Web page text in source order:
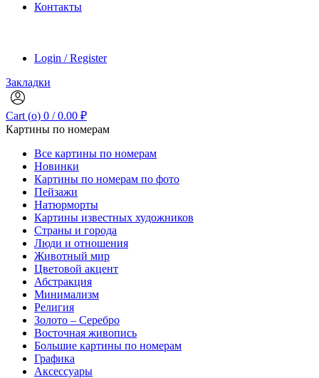
Контакты
Login / Register
Закладки
Cart (o) 0 / 0.00 ₽
Картины по номерам
Все картины по номерам
Новинки
Картины по номерам по фото
Пейзажи
Натюрморты
Картины известных художников
Страны и города
Люди и отношения
Животный мир
Цветовой акцент
Абстракция
Минимализм
Религия
Золото – Серебро
Восточная живопись
Большие картины по номерам
Графика
Аксессуары